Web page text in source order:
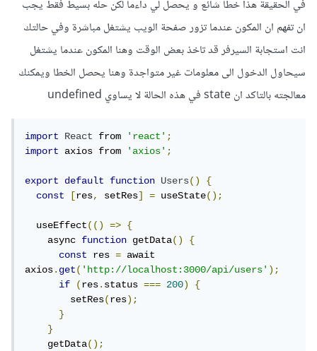
في الحقيقة هذا خطا شائع و يحصل لي داءما لكن حله بسيط فقط يجب
ان تفهم ان المكون عندما تزور صفحة الويب يشتغل مباشرة وفي حالتك
انت استجابة السيرفر قد تاخذ بعض الوقت وهنا المكون عندما يشتغل
سيحاول الدخول الى معلومات غير متواجدة وهنا يحصل الخطا ويمكنك
معالجته بالتاكد ان state في هذه الحالة لا يساوي undefined
import React from 'react';
import
axios from 'axios';
export default function Users()
{
const
[res, setRes] = useState();
  useEffect
(() =>
{
    async
function getData()
{
const
res = await
axios.get('http://localhost:3000/api/users');
if
(res.status === 200)
{
        setRes
(res);
}
}
    getData
();